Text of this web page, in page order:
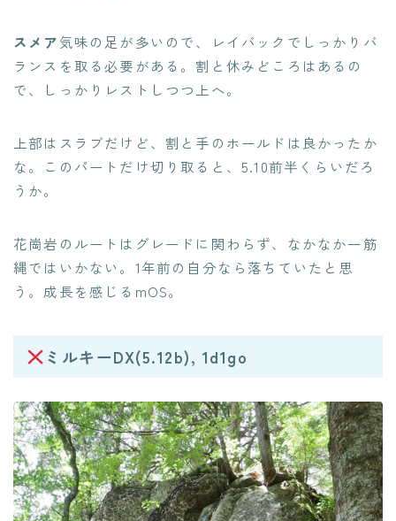
スメア気味の足が多いので、レイバックでしっかりバ
ランスを取る必要がある。割と休みどころはあるの
で、しっかりレストしつつ上へ。
上部はスラブだけど、割と手のホールドは良かったか
な。このパートだけ切り取ると、5.10前半くらいだろ
うか。
花崗岩のルートはグレードに関わらず、なかなか一筋
縄ではいかない。1年前の自分なら落ちていたと思
う。成長を感じるmOS。
ミルキーDX(5.12b), 1d1go